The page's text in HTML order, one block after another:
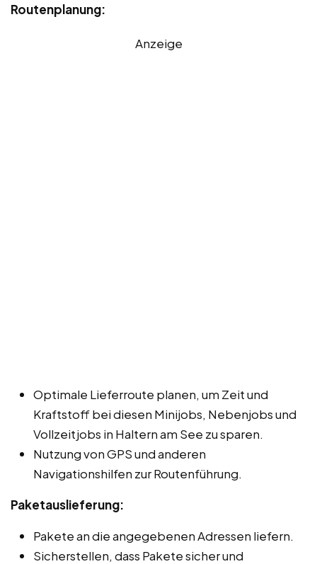
Routenplanung:
Anzeige
Optimale Lieferroute planen, um Zeit und
Kraftstoff bei diesen Minijobs, Nebenjobs und
Vollzeitjobs in Haltern am See zu sparen.
Nutzung von GPS und anderen
Navigationshilfen zur Routenführung.
Paketauslieferung:
Pakete an die angegebenen Adressen liefern.
Sicherstellen, dass Pakete sicher und